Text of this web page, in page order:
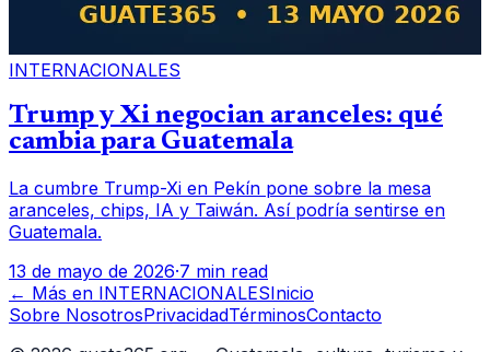
INTERNACIONALES
Trump y Xi negocian aranceles: qué
cambia para Guatemala
La cumbre Trump-Xi en Pekín pone sobre la mesa
aranceles, chips, IA y Taiwán. Así podría sentirse en
Guatemala.
13 de mayo de 2026·7 min read
← Más en INTERNACIONALESInicio
Sobre NosotrosPrivacidadTérminosContacto